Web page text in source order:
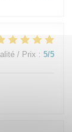
/ Prix : 5/5